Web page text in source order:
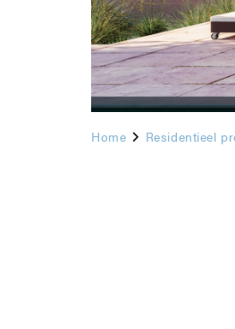
Home Residentieel